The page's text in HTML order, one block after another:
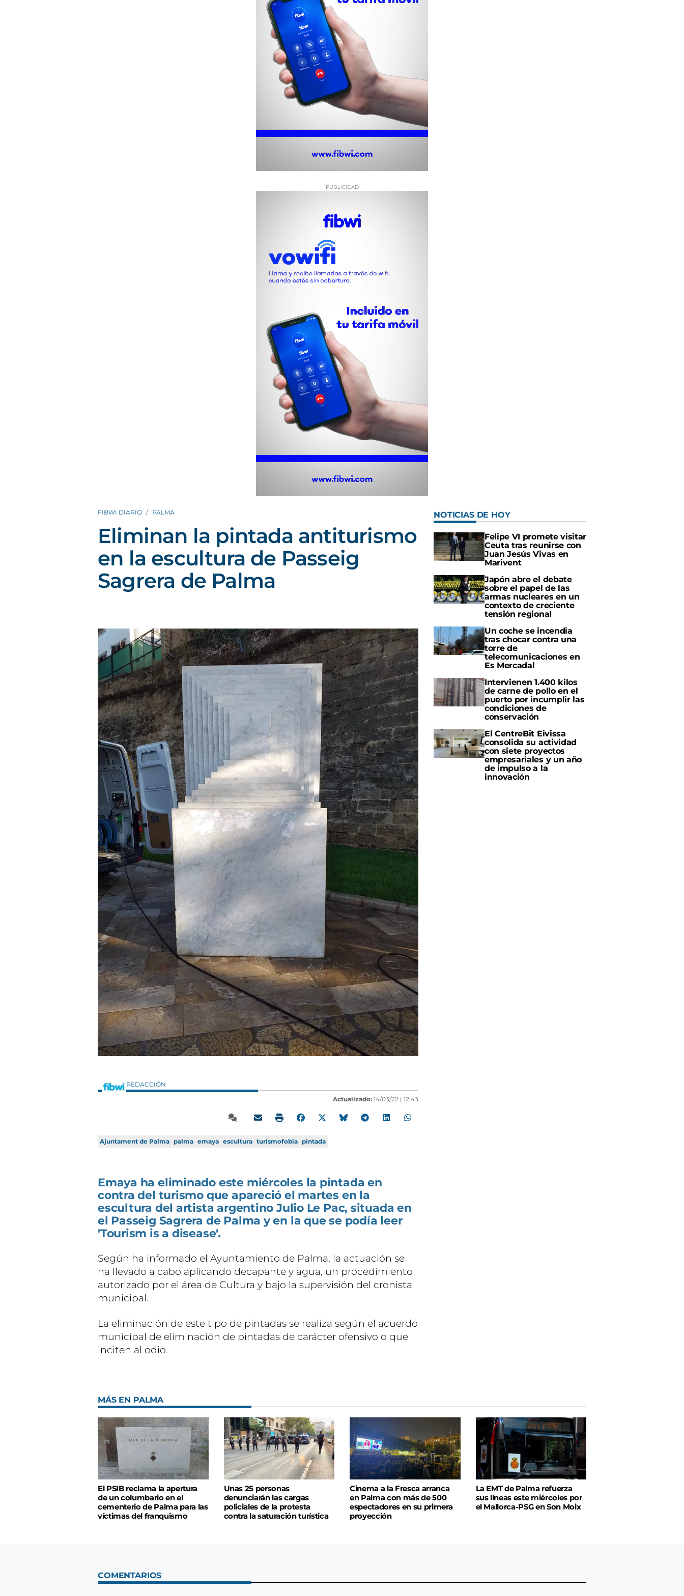
FIBWI DIARIO PALMA
Eliminan la pintada antiturismo
en la escultura de Passeig
Sagrera de Palma
REDACCIÓN
Actualizado: 14/03/22 | 12:43
Ajuntament de Palma palma emaya escultura turismofobia pintada
Emaya ha eliminado este miércoles la pintada en
contra del turismo que apareció el martes en la
escultura del artista argentino Julio Le Pac, situada en
el Passeig Sagrera de Palma y en la que se podía leer
'Tourism is a disease'.
Según ha informado el Ayuntamiento de Palma, la actuación se
ha llevado a cabo aplicando decapante y agua, un procedimiento
autorizado por el área de Cultura y bajo la supervisión del cronista
municipal.
La eliminación de este tipo de pintadas se realiza según el acuerdo
municipal de eliminación de pintadas de carácter ofensivo o que
inciten al odio.
NOTICIAS DE HOY
Felipe VI promete visitar
Ceuta tras reunirse con
Juan Jesús Vivas en
Marivent
Japón abre el debate
sobre el papel de las
armas nucleares en un
contexto de creciente
tensión regional
Un coche se incendia
tras chocar contra una
torre de
telecomunicaciones en
Es Mercadal
Intervienen 1.400 kilos
de carne de pollo en el
puerto por incumplir las
condiciones de
conservación
El CentreBit Eivissa
consolida su actividad
con siete proyectos
empresariales y un año
de impulso a la
innovación
MÁS EN PALMA
El PSIB reclama la apertura
de un columbario en el
cementerio de Palma para las
víctimas del franquismo
Unas 25 personas
denunciarán las cargas
policiales de la protesta
contra la saturación turística
Cinema a la Fresca arranca
en Palma con más de 500
espectadores en su primera
proyección
La EMT de Palma refuerza
sus líneas este miércoles por
el Mallorca-PSG en Son Moix
COMENTARIOS